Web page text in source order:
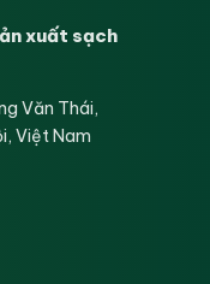
xuất sạch
Văn Thái,
Việt Nam